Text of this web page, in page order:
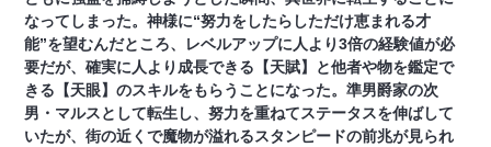
なってしまった。神様に“努力をしたらしただけ恵まれる才
能”を望むんだところ、レベルアップに人より3倍の経験値が必
要だが、確実に人より成長できる【天賦】と他者や物を鑑定で
きる【天眼】のスキルをもらうことになった。準男爵家の次
男・マルスとして転生し、努力を重ねてステータスを伸ばして
いたが、街の近くで魔物が溢れるスタンピードの前兆が見られ